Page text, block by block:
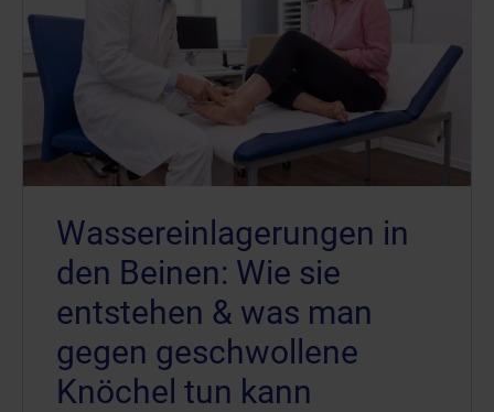
Wassereinlagerungen in
den Beinen: Wie sie
entstehen & was man
gegen geschwollene
Knöchel tun kann